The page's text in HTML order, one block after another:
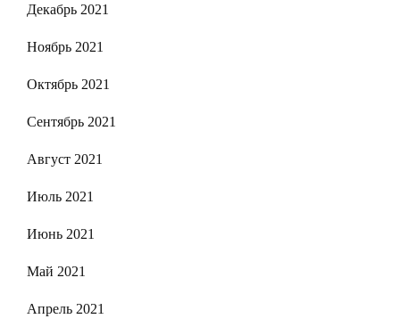
Декабрь 2021
Ноябрь 2021
Октябрь 2021
Сентябрь 2021
Август 2021
Июль 2021
Июнь 2021
Май 2021
Апрель 2021